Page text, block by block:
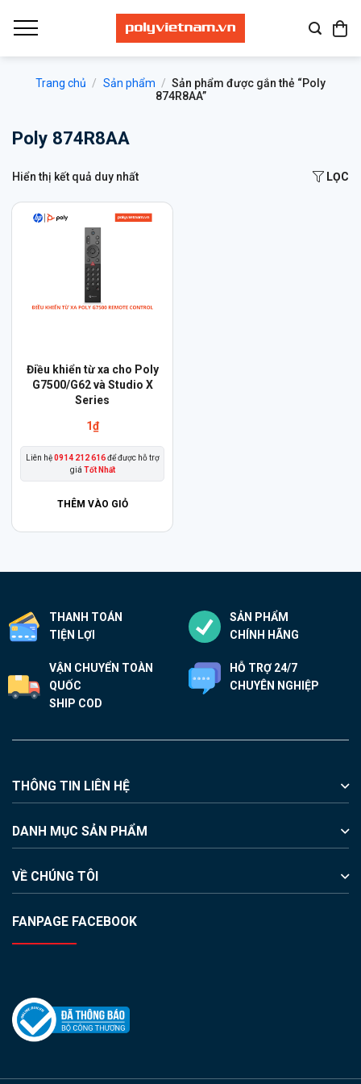
qua
Trang chủ / Sản phẩm / Sản phẩm được gắn thẻ “Poly
874R8AA”
Poly 874R8AA
Hiển thị kết quả duy nhất LỌC
Điều khiển từ xa cho Poly
G7500/G62 và Studio X
Series
1₫
Liên hệ0914 212 616để được hỗ trợ
giá Tốt Nhất
THÊM VÀO GIỎ
THANH TOÁN
TIỆN LỢI
SẢN PHẨM
CHÍNH HÃNG
VẬN CHUYỂN TOÀN
QUỐC
SHIP COD
HỖ TRỢ 24/7
CHUYÊN NGHIỆP
THÔNG TIN LIÊN HỆ
DANH MỤC SẢN PHẨM
VỀ CHÚNG TÔI
FANPAGE FACEBOOK